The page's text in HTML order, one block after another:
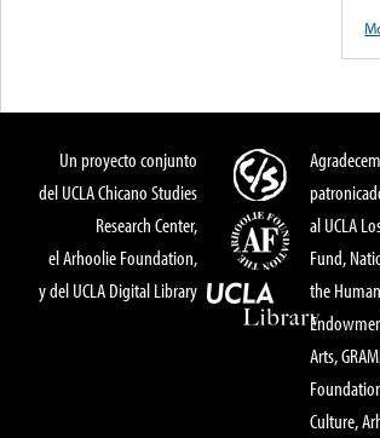
Un proyecto conjunto
del UCLA Chicano Studies
Research Center,
el Arhoolie Foundation,
y del UCLA Digital Library
al UCLA
Fund,
the
Arts,
Culture,